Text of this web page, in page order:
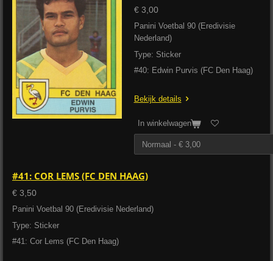
€ 3,00
Panini Voetbal 90 (Eredivisie
Nederland)
Type: Sticker
#40: Edwin Purvis (FC Den Haag)
Bekijk details
In winkelwagen
#41: COR LEMS (FC DEN HAAG)
€ 3,50
Panini Voetbal 90 (Eredivisie Nederland)
Type: Sticker
#41: Cor Lems (FC Den Haag)